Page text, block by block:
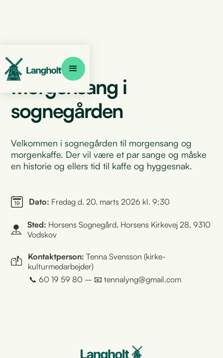
Morgensang i
sognegården
Velkommen i sognegården til morgensang og
morgenkaffe. Der vil være et par sange og måske
en historie og ellers tid til kaffe og hyggesnak.
Dato: Fredag d. 20. marts 2026 kl. 9:30
Sted: Horsens Sognegård, Horsens Kirkevej 28, 9310
Vodskov
Kontaktperson: Tenna Svensson (kirke-
kulturmedarbejder)
📞 60 19 59 80 – 📧 tennalyng@gmail.com